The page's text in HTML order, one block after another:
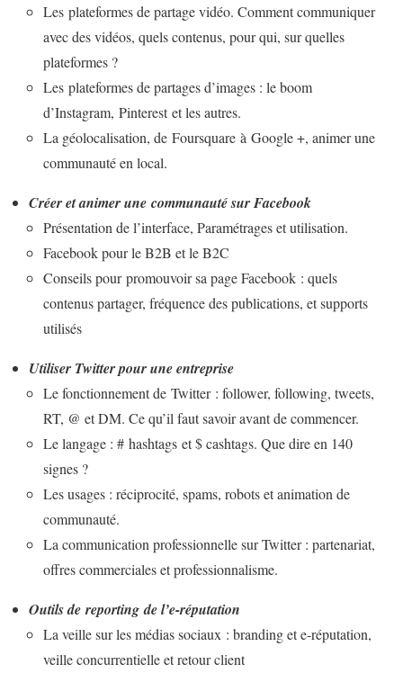
Les plateformes de partage vidéo. Comment communiquer
avec des vidéos, quels contenus, pour qui, sur quelles
plateformes ?
Les plateformes de partages d’images : le boom
d’Instagram, Pinterest et les autres.
La géolocalisation, de Foursquare à Google +, animer une
communauté en local.
Créer et animer une communauté sur Facebook
Présentation de l’interface, Paramétrages et utilisation.
Facebook pour le B2B et le B2C
Conseils pour promouvoir sa page Facebook : quels
contenus partager, fréquence des publications, et supports
utilisés
Utiliser Twitter pour une entreprise
Le fonctionnement de Twitter : follower, following, tweets,
RT, @ et DM. Ce qu’il faut savoir avant de commencer.
Le langage : # hashtags et $ cashtags. Que dire en 140
signes ?
Les usages : réciprocité, spams, robots et animation de
communauté.
La communication professionnelle sur Twitter : partenariat,
offres commerciales et professionnalisme.
Outils de reporting de l’e-réputation
La veille sur les médias sociaux : branding et e-réputation,
veille concurrentielle et retour client